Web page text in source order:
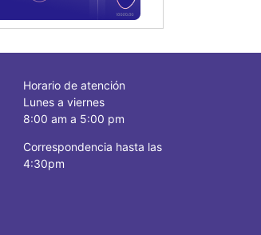
Horario de atención
Lunes a viernes
8:00 am a 5:00 pm
Correspondencia hasta las
4:30pm